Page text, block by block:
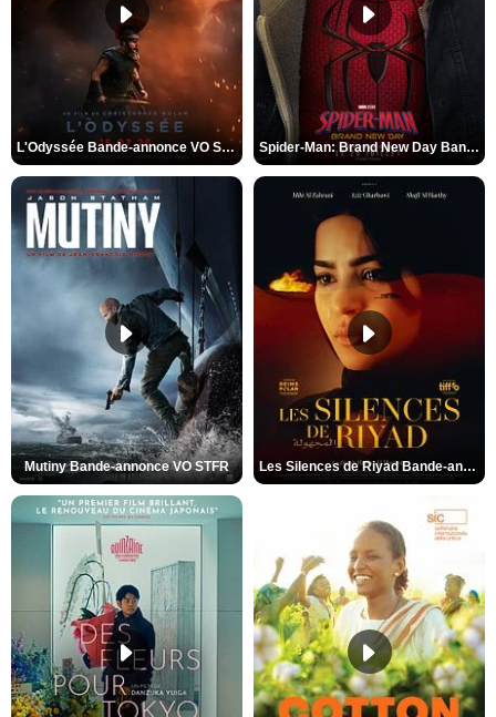
L'Odyssée Bande-annonce VO STFR Spider-Man: Brand New Day Bande-annonce VO STFR
Mutiny Bande-annonce VO STFR Les Silences de Riyad Bande-annonce VO STFR